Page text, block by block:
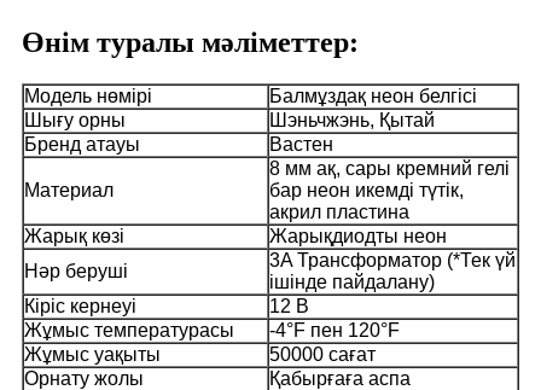
Өнім туралы мәліметтер:
Модель нөмірі
Балмұздақ неон белгісі
Шығу орны
Шэньчжэнь, Қытай
Бренд атауы
Вастен
Материал
8 мм ақ, сары кремний гелі
бар неон икемді түтік,
акрил пластина
Жарық көзі
Жарықдиодты неон
Нәр беруші
3A Трансформатор (*Тек үй
ішінде пайдалану)
Кіріс кернеуі
12 В
Жұмыс температурасы
-4°F пен 120°F
Жұмыс уақыты
50000 сағат
Орнату жолы
Қабырғаға аспа